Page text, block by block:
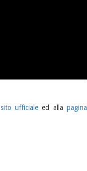
sito ufficialeed allapagina